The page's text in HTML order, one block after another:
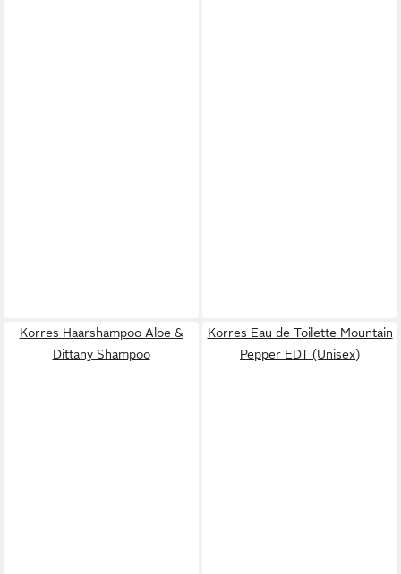
Korres Haarshampoo Aloe &
Dittany Shampoo
Korres Eau de Toilette Mountain
Pepper EDT (Unisex)